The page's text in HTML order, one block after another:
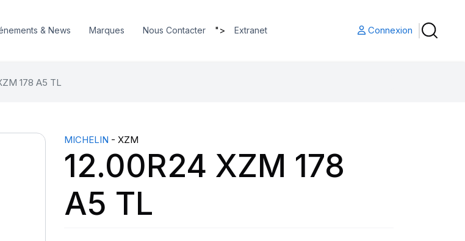
& News Marques Nous Contacter "> Extranet Connexion
178 A5 TL
MICHELIN - XZM
12.00R24 XZM 178
A5 TL